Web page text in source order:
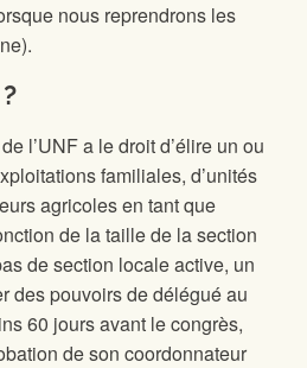
nous reprendrons les
l’UNF a le droit d’élire un ou
familiales, d’unités
agricoles en tant que
de la taille de la section
de section locale active, un
des pouvoirs de délégué au
60 jours avant le congrès,
de son coordonnateur